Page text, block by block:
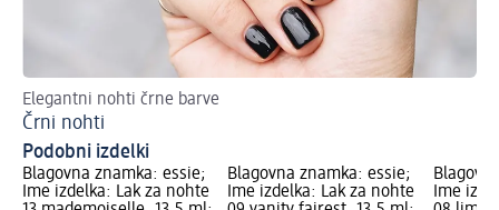
Elegantni nohti črne barve
Črni nohti
Podobni izdelki
Blagovna znamka: essie;
Ime izdelka: Lak za nohte
Blagovna znamka: essie;
Ime izdelka: Lak za nohte
Ime